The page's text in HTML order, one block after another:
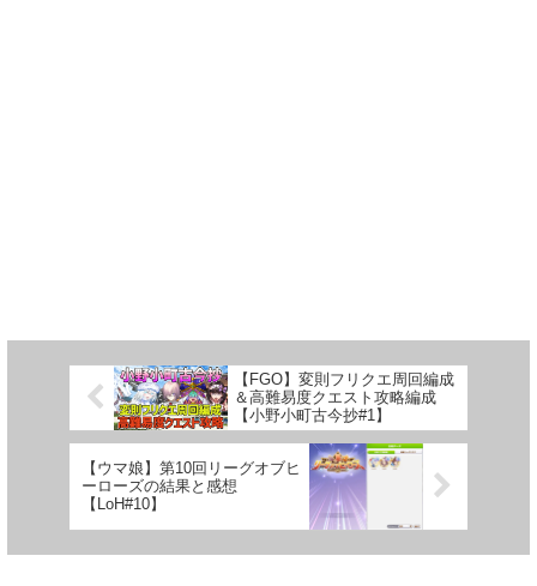
【FGO】変則フリクエ周回編成
＆高難易度クエスト攻略編成
【小野小町古今抄#1】
【ウマ娘】第10回リーグオブヒ
ーローズの結果と感想
【LoH#10】